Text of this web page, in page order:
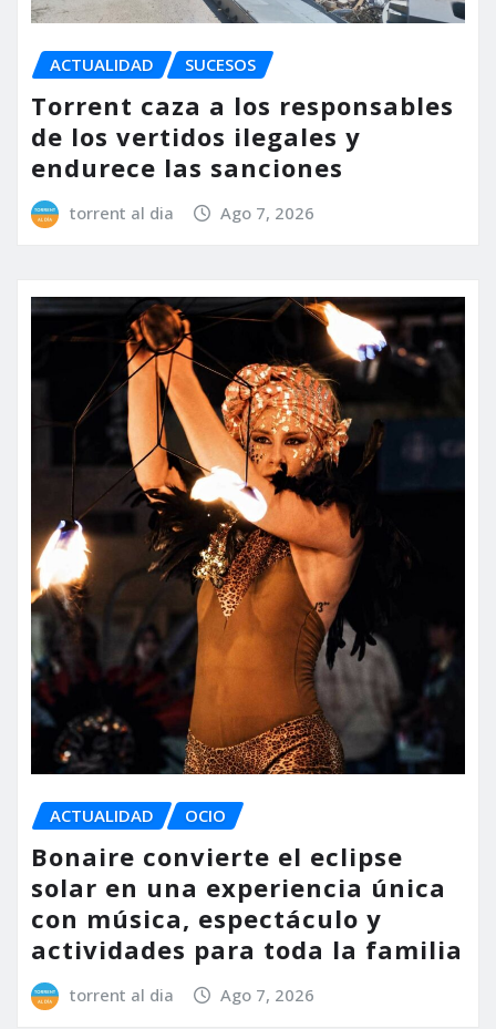
ACTUALIDAD SUCESOS
Torrent caza a los responsables
de los vertidos ilegales y
endurece las sanciones
torrent al dia Ago 7, 2026
ACTUALIDAD OCIO
Bonaire convierte el eclipse
solar en una experiencia única
con música, espectáculo y
actividades para toda la familia
torrent al dia Ago 7, 2026